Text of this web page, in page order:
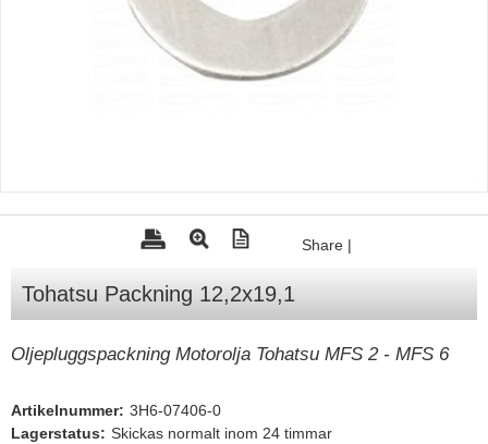
Tohatsu - Utombordare
Minn Kota - elmotorer
Mercury Servicedelar
Lowrance
Humminbird
B&G
Share |
Tohatsu Packning 12,2x19,1
Oljepluggspackning Motorolja Tohatsu MFS 2 - MFS 6
Artikelnummer: 3H6-07406-0
Lagerstatus: Skickas normalt inom 24 timmar